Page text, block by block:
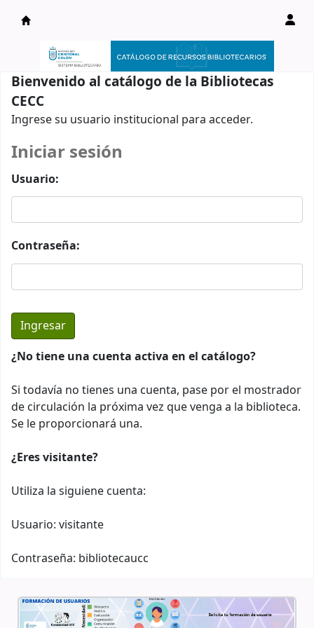
Catálogo en línea
Bienvenido al catálogo de la Bibliotecas
CECC
Ingrese su usuario institucional para acceder.
Iniciar sesión
Usuario:
Contraseña:
¿No tiene una cuenta activa en el catálogo?
Si todavía no tienes una cuenta, pase por el mostrador
de circulación la próxima vez que venga a la biblioteca.
Se le proporcionará una.
¿Eres visitante?
Utiliza la siguiene cuenta:
Usuario: visitante
Contraseña: bibliotecaucc